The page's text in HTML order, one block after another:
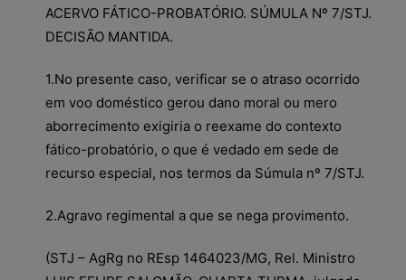
ACERVO FÁTICO-PROBATÓRIO. SÚMULA Nº 7/STJ.
DECISÃO MANTIDA.
1.No presente caso, verificar se o atraso ocorrido
em voo doméstico gerou dano moral ou mero
aborrecimento exigiria o reexame do contexto
fático-probatório, o que é vedado em sede de
recurso especial, nos termos da Súmula nº 7/STJ.
2.Agravo regimental a que se nega provimento.
(STJ – AgRg no REsp 1464023/MG, Rel. Ministro